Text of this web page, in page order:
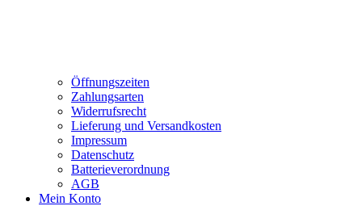
Öffnungszeiten
Zahlungsarten
Widerrufsrecht
Lieferung und Versandkosten
Impressum
Datenschutz
Batterieverordnung
AGB
Mein Konto